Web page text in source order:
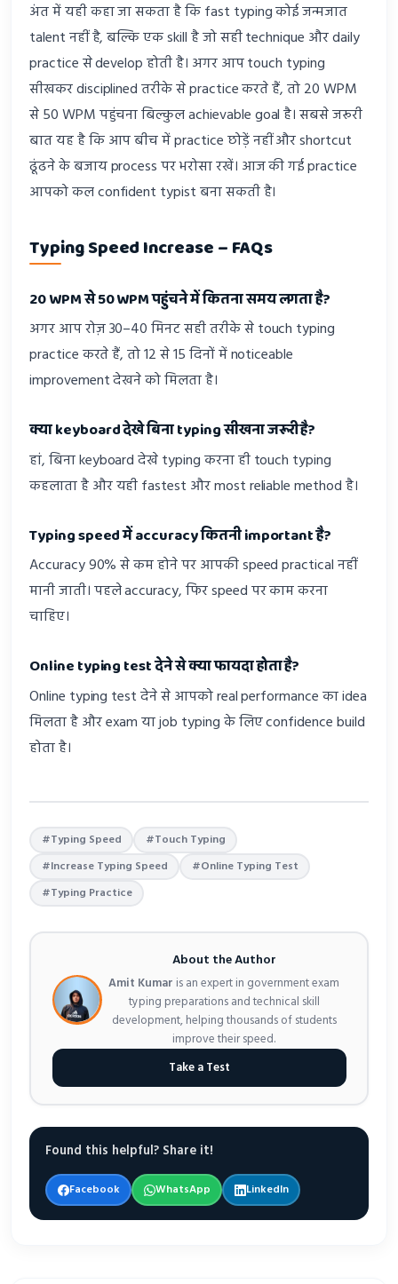
अंत में यही कहा जा सकता है कि fast typing कोई जन्मजात
talent नहीं है, बल्कि एक skill है जो सही technique और daily
practice से develop होती है। अगर आप touch typing
सीखकर disciplined तरीके से practice करते हैं, तो 20 WPM
से 50 WPM पहुंचना बिल्कुल achievable goal है। सबसे जरूरी
बात यह है कि आप बीच में practice छोड़ें नहीं और shortcut
ढूंढने के बजाय process पर भरोसा रखें। आज की गई practice
आपको कल confident typist बना सकती है।
Typing Speed Increase – FAQs
20 WPM से 50 WPM पहुंचने में कितना समय लगता है?
अगर आप रोज़ 30–40 मिनट सही तरीके से touch typing
practice करते हैं, तो 12 से 15 दिनों में noticeable
improvement देखने को मिलता है।
क्या keyboard देखे बिना typing सीखना जरूरी है?
हां, बिना keyboard देखे typing करना ही touch typing
कहलाता है और यही fastest और most reliable method है।
Typing speed में accuracy कितनी important है?
Accuracy 90% से कम होने पर आपकी speed practical नहीं
मानी जाती। पहले accuracy, फिर speed पर काम करना
चाहिए।
Online typing test देने से क्या फायदा होता है?
Online typing test देने से आपको real performance का idea
मिलता है और exam या job typing के लिए confidence build
होता है।
#Typing Speed
#Touch Typing
#Increase Typing Speed
#Online Typing Test
#Typing Practice
About the Author
Amit Kumar is an expert in government exam
typing preparations and technical skill
development, helping thousands of students
improve their speed.
Take a Test
Found this helpful? Share it!
Facebook WhatsApp LinkedIn